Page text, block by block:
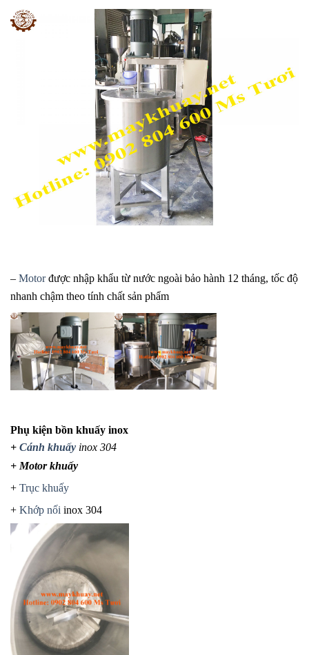
– Motorđược nhập khẩu từ nước ngoài bảo hành 12 tháng, tốc độ
nhanh chậm theo tính chất sản phẩm
Phụ kiện bồn khuấy inox
+ Cánh khuấy inox 304
+ Motor khuấy
+ Trục khuấy
+ Khớp nối inox 304